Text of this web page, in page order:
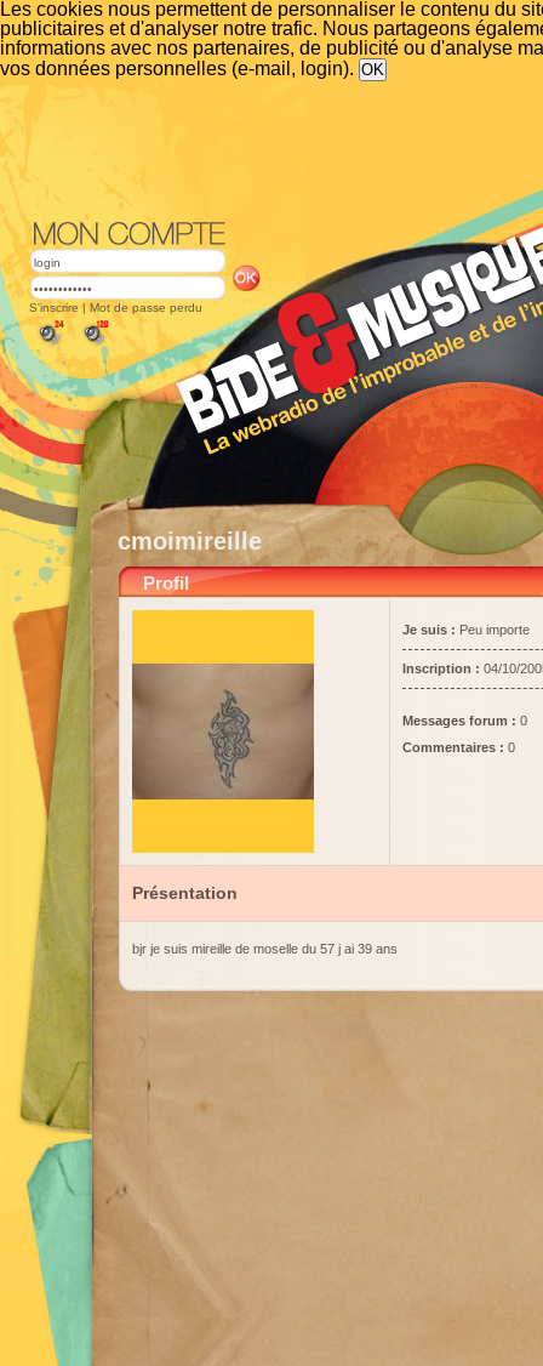
Les cookies nous permettent de personnaliser le contenu du
publicitaires et d'analyser notre trafic. Nous partageons
informations avec nos partenaires, de publicité ou d'analyse
vos données personnelles (e-mail, login).
S'inscrire | Mot de passe perdu
cmoimireille
Profil
Je suis : Peu importe
Inscription : 04/10/
Messages forum : 0
Commentaires : 0
Présentation
bjr je suis mireille de moselle du 57 j ai 39 ans